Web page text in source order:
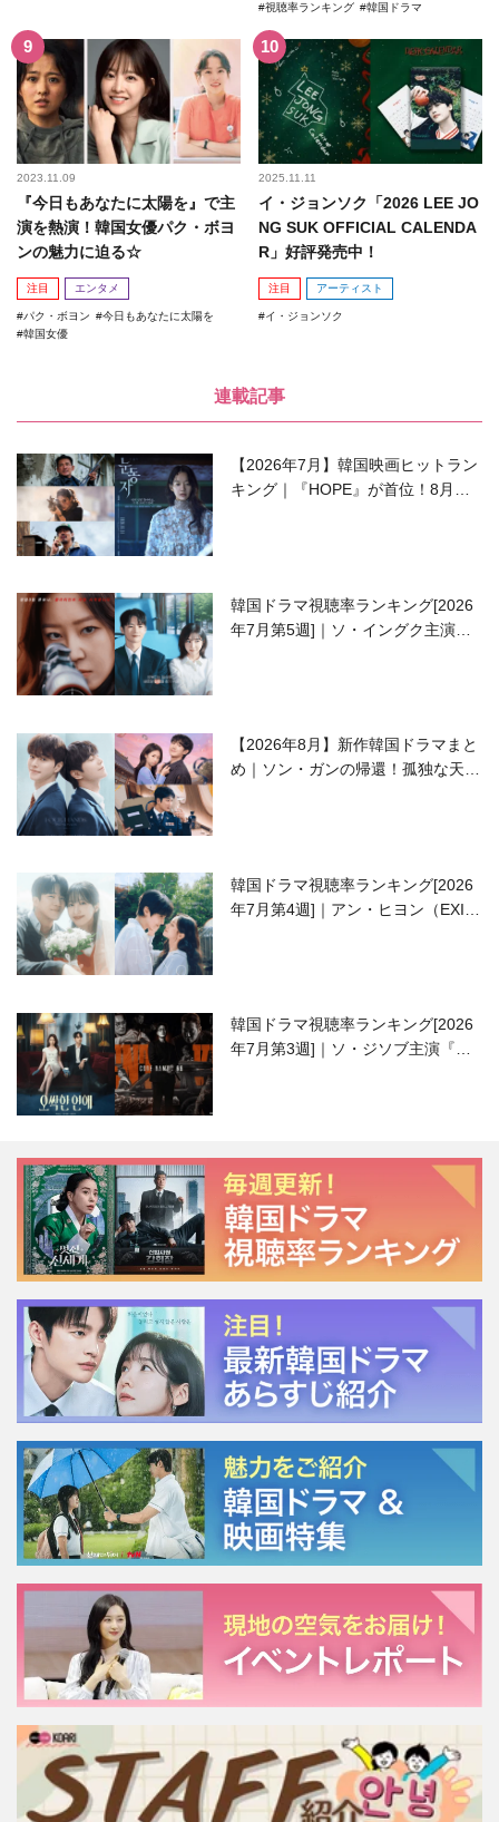
視聴率ランキング 韓国ドラマ
2023.11.09
『今日もあなたに太陽を』で主
演を熱演！韓国女優パク・ボヨ
ンの魅力に迫る☆
注目 エンタメ
パク・ボヨン
今日もあなたに太陽を
韓国女優
2025.11.11
イ・ジョンソク「2026 LEE JO
NG SUK OFFICIAL CALENDA
R」好評発売中！
注目 アーティスト
イ・ジョンソク
連載記事
【2026年7月】韓国映画ヒットラン
キング｜『HOPE』が首位！8月公
韓国ドラマ視聴率ランキング[2026
年7月第5週]｜ソ・イングク主演の
【2026年8月】新作韓国ドラマまと
め｜ソン・ガンの帰還！孤独な天才
韓国ドラマ視聴率ランキング[2026
年7月第4週]｜アン・ヒヨン（EXID
韓国ドラマ視聴率ランキング[2026
年7月第3週]｜ソ・ジソブ主演『エ